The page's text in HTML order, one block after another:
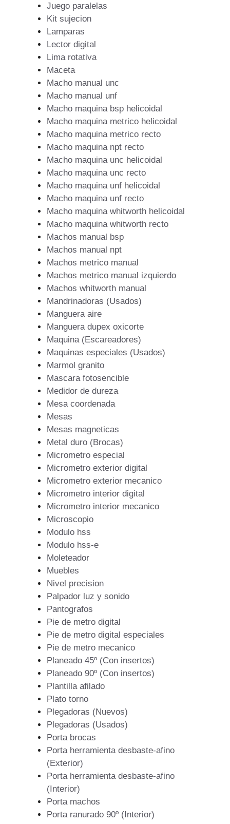
Juego paralelas
Kit sujecion
Lamparas
Lector digital
Lima rotativa
Maceta
Macho manual unc
Macho manual unf
Macho maquina bsp helicoidal
Macho maquina metrico helicoidal
Macho maquina metrico recto
Macho maquina npt recto
Macho maquina unc helicoidal
Macho maquina unc recto
Macho maquina unf helicoidal
Macho maquina unf recto
Macho maquina whitworth helicoidal
Macho maquina whitworth recto
Machos manual bsp
Machos manual npt
Machos metrico manual
Machos metrico manual izquierdo
Machos whitworth manual
Mandrinadoras (Usados)
Manguera aire
Manguera dupex oxicorte
Maquina (Escareadores)
Maquinas especiales (Usados)
Marmol granito
Mascara fotosencible
Medidor de dureza
Mesa coordenada
Mesas
Mesas magneticas
Metal duro (Brocas)
Micrometro especial
Micrometro exterior digital
Micrometro exterior mecanico
Micrometro interior digital
Micrometro interior mecanico
Microscopio
Modulo hss
Modulo hss-e
Moleteador
Muebles
Nivel precision
Palpador luz y sonido
Pantografos
Pie de metro digital
Pie de metro digital especiales
Pie de metro mecanico
Planeado 45º (Con insertos)
Planeado 90º (Con insertos)
Plantilla afilado
Plato torno
Plegadoras (Nuevos)
Plegadoras (Usados)
Porta brocas
Porta herramienta desbaste-afino
(Exterior)
Porta herramienta desbaste-afino
(Interior)
Porta machos
Porta ranurado 90º (Interior)